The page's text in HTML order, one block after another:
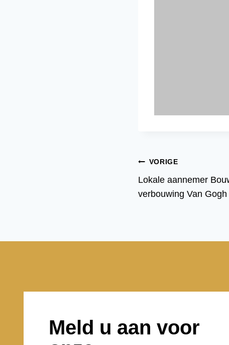
Bericht
navigatie
VORIGE
Lokale aannemer
verbouwing Van
Meld u aan voor